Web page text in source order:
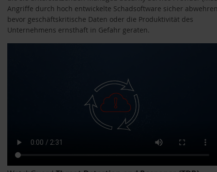
Angriffe durch hoch entwickelte Schadsoftware sicher
bevor geschäftskritische Daten oder die Produktivität des
Unternehmens ernsthaft in Gefahr geraten.